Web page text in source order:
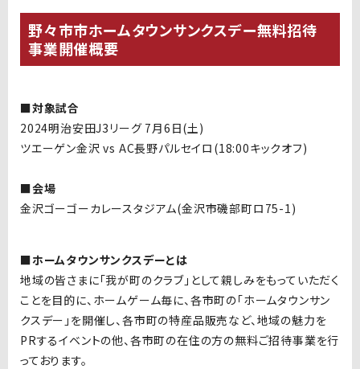
野々市市ホームタウンサンクスデー無料招待
事業開催概要
■対象試合
2024明治安田J3リーグ 7月6日(土)
ツエーゲン金沢 vs AC長野パルセイロ(18:00キックオフ)
■会場
金沢ゴーゴーカレースタジアム(金沢市磯部町ロ75-1)
■ホームタウンサンクスデーとは
地域の皆さまに「我が町のクラブ」として親しみをもっていただく
ことを目的に、ホームゲーム毎に、各市町の「ホームタウンサン
クスデー」を開催し、各市町の特産品販売など、地域の魅力を
PRするイベントの他、各市町の在住の方の無料ご招待事業を行
っております。